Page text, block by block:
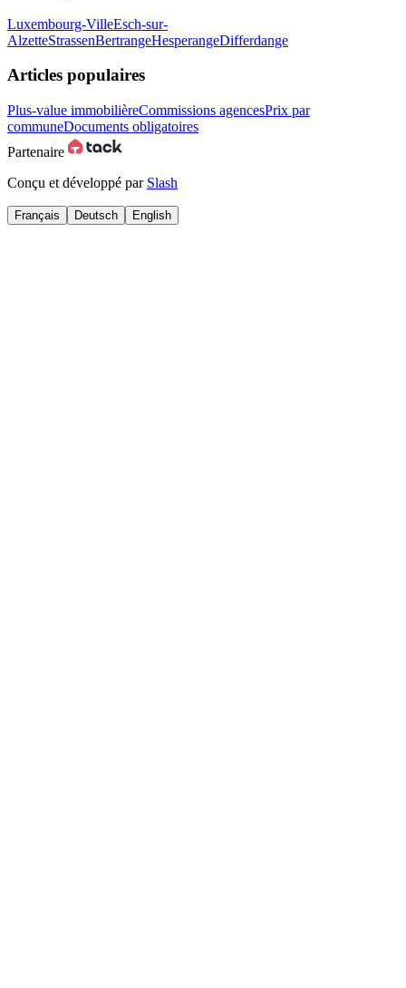
Luxembourg-VilleEsch-sur-
AlzetteStrassenBertrangeHesperangeDifferdange
Articles populaires
Plus-value immobilièreCommissions agencesPrix par
communeDocuments obligatoires
Partenaire
Conçu et développé par Slash
Français Deutsch English